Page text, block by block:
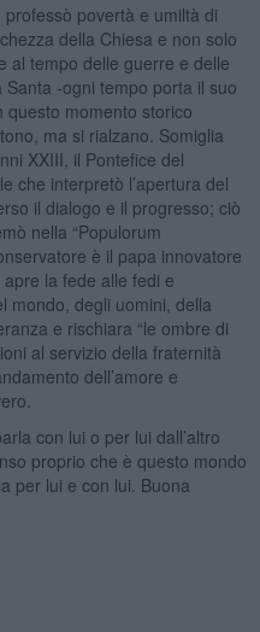
povertà e umiltà di
della Chiesa e non solo
al tempo delle guerre e delle
Santa -ogni tempo porta il suo
questo momento storico
ma si rialzano. Somiglia
XXIII, il Pontefice del
che interpretò l’apertura del
il dialogo e il progresso; ciò
nella “Populorum
è il papa innovatore
la fede alle fedi e
mondo, degli uomini, della
e rischiara “le ombre di
al servizio della fraternità
dell’amore e
con lui o per lui dall’altro
proprio che è questo mondo
per lui e con lui. Buona